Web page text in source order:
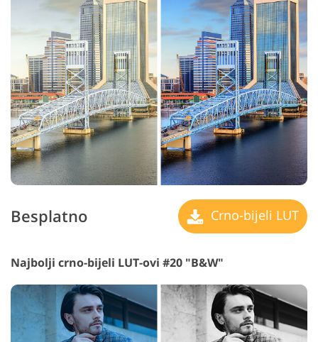
Besplatno Crno-bijeli LUT
Najbolji crno-bijeli LUT-ovi #20 "B&W"